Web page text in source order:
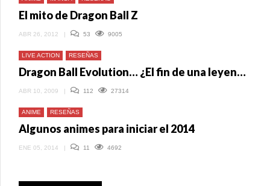
El mito de Dragon Ball Z
ABR 26, 2012 | 53 9005
LIVE ACTION RESEÑAS
Dragon Ball Evolution… ¿El fin de una leyenda? II
ABR 10, 2009 | 112 27314
ANIME RESEÑAS
Algunos animes para iniciar el 2014
ENE 05, 2014 | 11 4692